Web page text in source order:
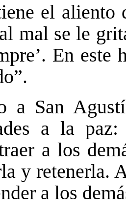
el
mal se le
En
a San
a la
a los
y retenerla.
a los